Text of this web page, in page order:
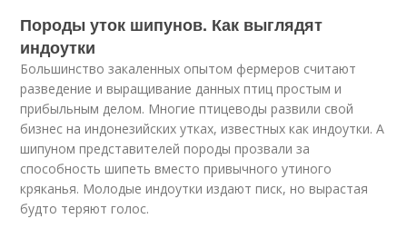
Породы уток шипунов. Как выглядят
индоутки
Большинство закаленных опытом фермеров считают
разведение и выращивание данных птиц простым и
прибыльным делом. Многие птицеводы развили свой
бизнес на индонезийских утках, известных как индоутки. А
шипуном представителей породы прозвали за
способность шипеть вместо привычного утиного
кряканья. Молодые индоутки издают писк, но вырастая
будто теряют голос.